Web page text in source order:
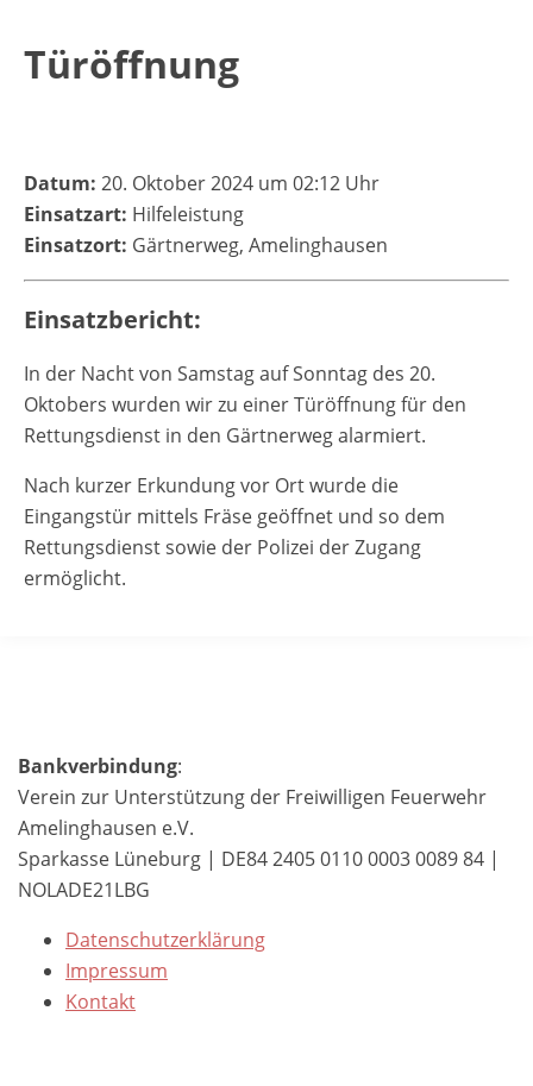
Türöffnung
Datum: 20. Oktober 2024 um 02:12 Uhr
Einsatzart: Hilfeleistung
Einsatzort: Gärtnerweg, Amelinghausen
Einsatzbericht:
In der Nacht von Samstag auf Sonntag des 20.
Oktobers wurden wir zu einer Türöffnung für den
Rettungsdienst in den Gärtnerweg alarmiert.
Nach kurzer Erkundung vor Ort wurde die
Eingangstür mittels Fräse geöffnet und so dem
Rettungsdienst sowie der Polizei der Zugang
ermöglicht.
Bankverbindung:
Verein zur Unterstützung der Freiwilligen Feuerwehr
Amelinghausen e.V.
Sparkasse Lüneburg | DE84 2405 0110 0003 0089 84 |
NOLADE21LBG
Datenschutzerklärung
Impressum
Kontakt